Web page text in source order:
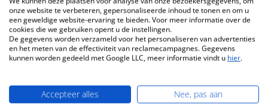
Normale prijs:
€ 109,19
Beschikbaar, levertijd: 4-6 dagen
Details
Nog 1 op voorraad!
onze website te verbeteren, gepersonaliseerde inhoud te tonen en om u
een geweldige website-ervaring te bieden. Voor meer informatie over de
cookies die we gebruiken opent u de instellingen.
De gegevens worden verzameld voor het personaliseren van advertenties
en het meten van de effectiviteit van reclamecampagnes. Gegevens
kunnen worden gedeeld met Google LLC, meer informatie vindt u hier.
Accepteer alles Nee, pas aan